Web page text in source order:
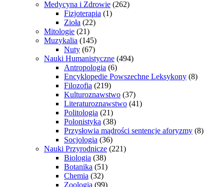
Medycyna i Zdrowie (262)
Fizjoterapia (1)
Zioła (22)
Mitologie (21)
Muzykalia (145)
Nuty (67)
Nauki Humanistyczne (494)
Antropologia (6)
Encyklopedie Powszechne Leksykony (8)
Filozofia (219)
Kulturoznawstwo (37)
Literaturoznawstwo (41)
Politologia (21)
Polonistyka (38)
Przysłowia mądrości sentencje aforyzmy (8)
Socjologia (36)
Nauki Przyrodnicze (221)
Biologia (38)
Botanika (51)
Chemia (32)
Zoologia (99)